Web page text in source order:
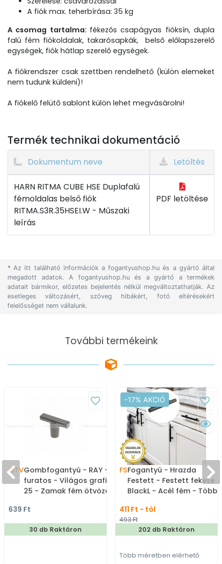
A fiók max. teherbírása: 35 kg
A csomag tartalma: fékezős csapágyas fióksín, dupla
falú fém fiókoldalak, takarósapkák, belső előlapszerelő
egységek, fiók hátlap szerelő egységek.
A fiókrendszer csak szettben rendelhető (külön elemeket
nem tudunk küldeni)!
A fiókelő felütő sablont külön lehet megvásárolni!
Termék technikai dokumentáció
Dokumentum neve Letöltés
HARN RITMA CUBE HSE Duplafalú
fémoldalas belső fiók
RITMA.S3R.35HSEI.W - Műszaki
leírás
PDF letöltése
* Az itt található információk a fogantyushop.hu és a gyártó által
megadott adatok. A fogantyushop.hu és a gyártó a termékek
adatait bármikor, előzetes bejelentés nélkül megváltoztathatják. Az
esetleges változásért, szöveg hibákért, fotó eltérésekért
felelősséget nem vállalunk.
További termékeink
GTVGombfogantyú - RAY - 1
furatos - Világos grafit
25 - Zamak fém ötvözet
gombfogantyú,
bútorgomb
639 Ft
30 db Raktáron
-17% AKCIÓ
FSFogantyú - Hrazda
Festett - Festett fekete
BlackL - Acél fém - Több
színes fém
bútorfogantyú
411 Ft - tól
493 Ft
202 db Raktáron
Több méretben elérhető